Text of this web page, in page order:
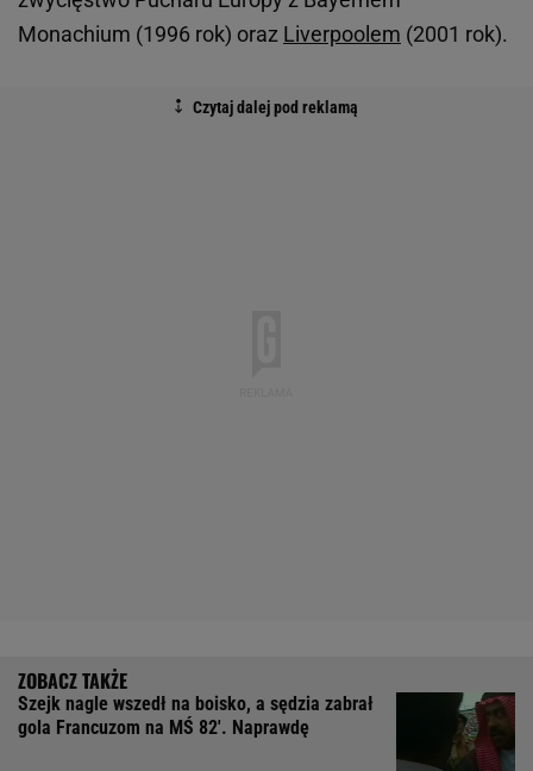
Monachium (1996 rok) oraz Liverpoolem (2001 rok).
Szejk nagle wszedł na boisko, a sędzia zabrał
gola Francuzom na MŚ 82'. Naprawdę